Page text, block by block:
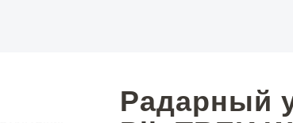
Радарный